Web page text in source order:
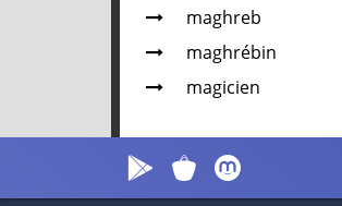
maghreb
maghrébin
magicien